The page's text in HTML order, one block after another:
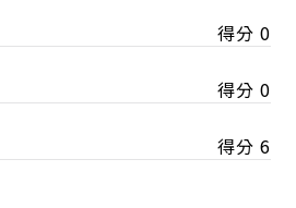
得分 0
得分 0
得分 6
進行繳費，繳費資訊如下
，於會員入會時繳納；常年會
納。